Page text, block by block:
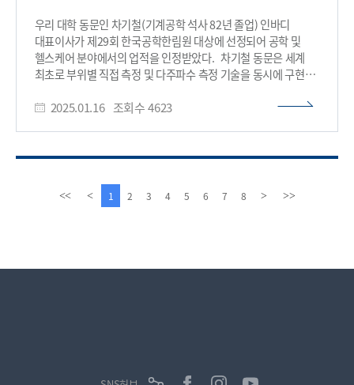
포상도 신설됐다. 수상자는 유젠 코로이(Eugen Coroi,
물리학과), 김민재(신소재공학과)와 채우진(융합인재학부)
학생으로 학부생 주도의 창의적이고 도전적인 연구성과를
인정받았다. 조병관 연구처장은 “도전적이고 혁신적인 다양한
KAIST 브랜드 가치를 향상시키고 글로벌 과학기술을 선도할 수
지향하고 있다. 오늘 리서치데이를 통해 우수 연구자들의 탁월한
인류사회에 기여하고, 혁신과 융합을 선도하는 세계적인
연구기관으로 성장해 나가겠다.”라고 밝혔다. 한편, 세대 간
이용희 교수의 ‘나노포토닉스 연구실’이 주요 연구 성과를
(지도교수 오태현, 성민혁)학생은 이미지 생성형 모델에서 초상권
및 저작권 침해 완화하도록 MCMC 기법을 활용하여 암기된
이미지를 유발하는 프롬프트를 효율적으로 찾아 벤치마크를 찾는
연구로 우수성을 입증받았고, 김동근(지도교수 김산하) 학생은
AM-FGS 패드의 광중합 적층 제조로 경도차이를 활용해 CMP
공정에서 성과를 인정받아 은상을 수상하였다. 그뿐만 아니라,
동상을 차지한 박기현(지도교수 정성윤)학생은 이리듐 옥사이드
내부 새로운 구조의 복합 이리듐 산화물을 사용해 기존보다 더
허지완(지도교수 김준모)학생은 StableDiffusion 확산모델보다
10배 빠르고 더 선명한 이미지를 생성하는 새로운 방법을 개발한
점을 높이 평가받았다. 우준희(지도교수 스티브 박)학생은 리튬
우리 대학 동문인 차기철(기계공학 석사 82년 졸업) 인바디
대표이사가 제29회 한국공학한림원 대상에 선정되어 공학 및
헬스케어 분야에서의 업적을 인정받았다. 차기철 동문은 세계
최초로 부위별 직접 측정 및 다주파수 측정 기술을 동시에 구현한
인바디는 체성분 분석의 정확도와 효율성을 크게 향상시킨
자리잡았다. 또한, 30여 년간 체성분 분석 기술 연구개발을
인정받았다. 한국공학한림원 대상은 공학 분야에서 탁월한
기여를 한 인물에게 수여되는 상으로, 차기철 동문은 그동안의
2025.01.16 조회수4623
<< <이
전
1 2 3 4 5 6 7 8 > >>